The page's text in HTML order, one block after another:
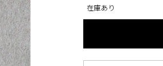
在庫あり